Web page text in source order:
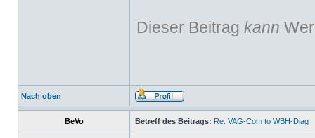
Dieser Beitrag kann
Nach oben
BeVo Betreff des Beitrags: Re: VAG-Com to WBH-Diag